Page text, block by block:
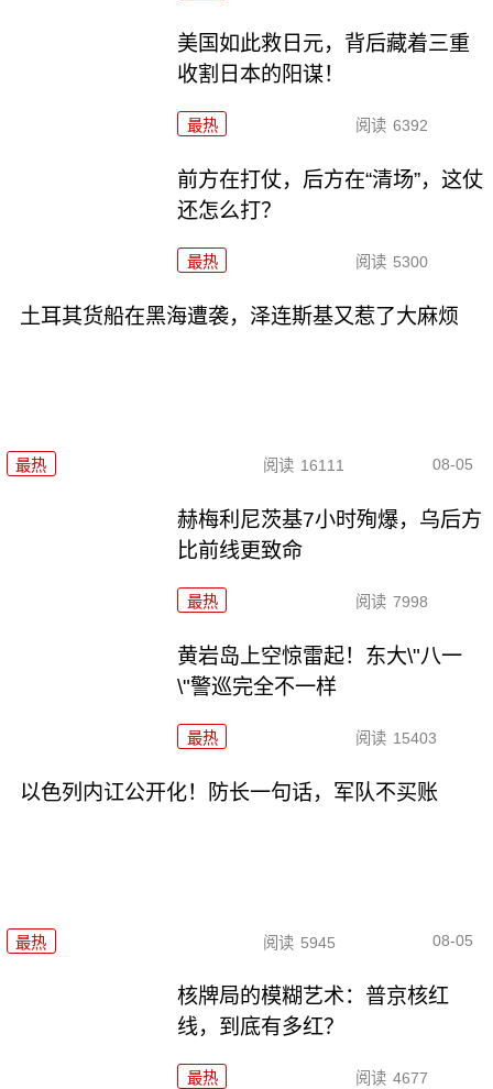
美国如此救日元，背后藏着三重
收割日本的阳谋！
最热 阅读 6392
前方在打仗，后方在“清场”，这仗
还怎么打？
最热 阅读 5300
土耳其货船在黑海遭袭，泽连斯基又惹了大麻烦
最热 阅读 16111 08-05
赫梅利尼茨基7小时殉爆，乌后方
比前线更致命
最热 阅读 7998
黄岩岛上空惊雷起！东大\"八一
\"警巡完全不一样
最热 阅读 15403
以色列内讧公开化！防长一句话，军队不买账
最热 阅读 5945 08-05
核牌局的模糊艺术：普京核红
线，到底有多红？
最热 阅读 4677